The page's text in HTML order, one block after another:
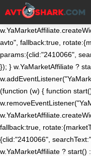
(function (w) { function start()
avto", fallback:true,
params:{clid:"2410066",
}); } w.YaMarketAffiliate ?
(function (w) { function
fallback:true,
{clid:"2410066",
w.YaMarketAffiliate ? start() :